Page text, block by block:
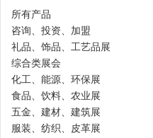
所有产品
咨询、投资、加盟
礼品、饰品、工艺品展
综合类展会
化工、能源、环保展
食品、饮料、农业展
五金、建材、建筑展
服装、纺织、皮革展